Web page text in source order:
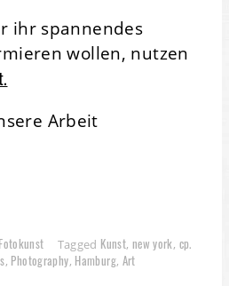
ihr spannendes
wollen, nutzen
Arbeit
Fotokunst Tagged Kunst, new york, cp.
, Photography, Hamburg, Art